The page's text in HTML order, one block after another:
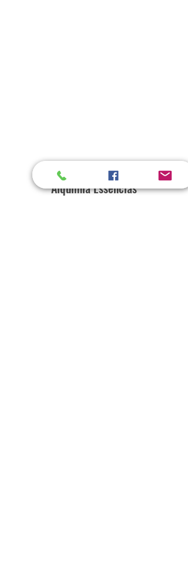
Alquimia Essências